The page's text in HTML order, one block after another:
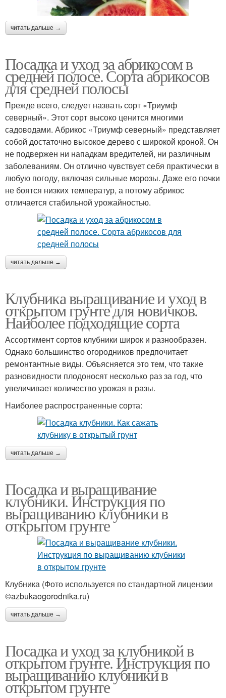
читать дальше →
Посадка и уход за абрикосом в
средней полосе. Сорта абрикосов
для средней полосы
Прежде всего, следует назвать сорт «Триумф
северный». Этот сорт высоко ценится многими
садоводами. Абрикос «Триумф северный» представляет
собой достаточно высокое дерево с широкой кроной. Он
не подвержен ни нападкам вредителей, ни различным
заболеваниям. Он отлично чувствует себя практически в
любую погоду, включая сильные морозы. Даже его почки
не боятся низких температур, а потому абрикос
отличается стабильной урожайностью.
читать дальше →
Клубника выращивание и уход в
открытом грунте для новичков.
Наиболее подходящие сорта
Ассортимент сортов клубники широк и разнообразен.
Однако большинство огородников предпочитает
ремонтантные виды. Объясняется это тем, что такие
разновидности плодоносят несколько раз за год, что
увеличивает количество урожая в разы.
Наиболее распространенные сорта:
читать дальше →
Посадка и выращивание
клубники. Инструкция по
выращиванию клубники в
открытом грунте
Клубника (Фото используется по стандартной лицензии
©azbukaogorodnika.ru)
читать дальше →
Посадка и уход за клубникой в
открытом грунте. Инструкция по
выращиванию клубники в
открытом грунте